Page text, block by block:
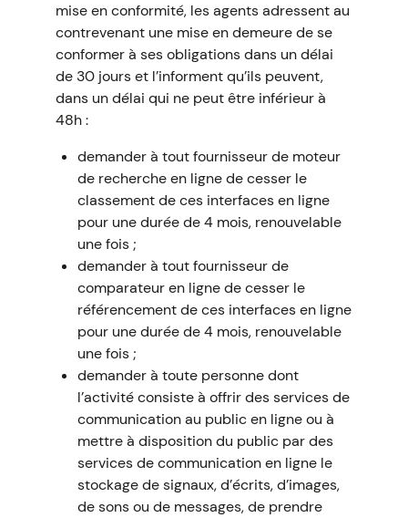
mise en conformité, les agents adressent au
contrevenant une mise en demeure de se
conformer à ses obligations dans un délai
de 30 jours et l’informent qu’ils peuvent,
dans un délai qui ne peut être inférieur à
48h :
demander à tout fournisseur de moteur
de recherche en ligne de cesser le
classement de ces interfaces en ligne
pour une durée de 4 mois, renouvelable
une fois ;
demander à tout fournisseur de
comparateur en ligne de cesser le
référencement de ces interfaces en ligne
pour une durée de 4 mois, renouvelable
une fois ;
demander à toute personne dont
l’activité consiste à offrir des services de
communication au public en ligne ou à
mettre à disposition du public par des
services de communication en ligne le
stockage de signaux, d’écrits, d’images,
de sons ou de messages, de prendre